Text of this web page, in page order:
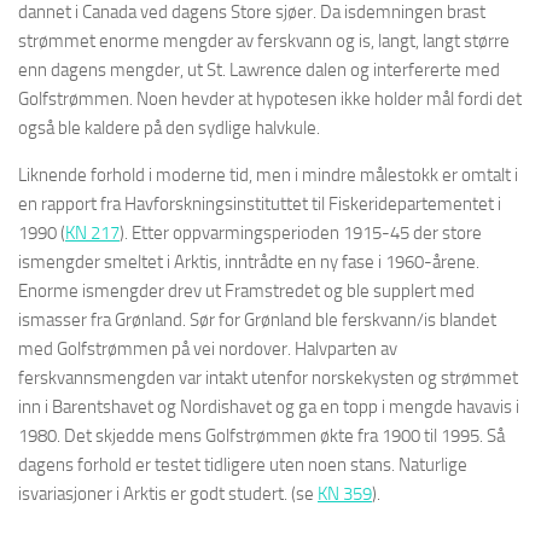
dannet i Canada ved dagens Store sjøer. Da isdemningen brast
strømmet enorme mengder av ferskvann og is, langt, langt større
enn dagens mengder, ut St. Lawrence dalen og interfererte med
Golfstrømmen. Noen hevder at hypotesen ikke holder mål fordi det
også ble kaldere på den sydlige halvkule.
Liknende forhold i moderne tid, men i mindre målestokk er omtalt i
en rapport fra Havforskningsinstituttet til Fiskeridepartementet i
1990 (KN 217). Etter oppvarmingsperioden 1915-45 der store
ismengder smeltet i Arktis, inntrådte en ny fase i 1960-årene.
Enorme ismengder drev ut Framstredet og ble supplert med
ismasser fra Grønland. Sør for Grønland ble ferskvann/is blandet
med Golfstrømmen på vei nordover. Halvparten av
ferskvannsmengden var intakt utenfor norskekysten og strømmet
inn i Barentshavet og Nordishavet og ga en topp i mengde havavis i
1980. Det skjedde mens Golfstrømmen økte fra 1900 til 1995. Så
dagens forhold er testet tidligere uten noen stans. Naturlige
isvariasjoner i Arktis er godt studert. (se KN 359).